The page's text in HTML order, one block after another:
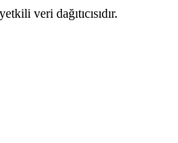
veri dağıtıcısıdır.